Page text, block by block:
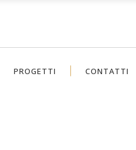
PROGETTI CONTATTI